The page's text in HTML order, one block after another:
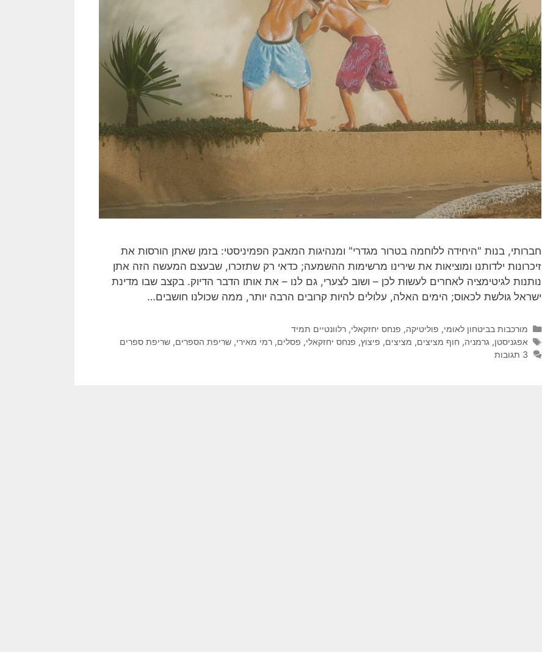
חברותי, בנות "היחידה ללוחמה בטרור מגדרי" ומנהיגות המאבק הפמיניסטי: בזמן שאתן הורסות את
זיכרונות ילדותנו ומוציאות את שירינו מרשימות ההשמעה; כדאי רק שתזכרו, שבעצם המעשה הזה אתן
נותנות לגיטימציה לאחרים לעשות לכן – ושוב לצערי, גם לנו – את אותו הדבר הדיוק. בקצב שבו מדינת
ישראל גולשת לכאוס; הימים האלה, עלולים להיות קרובים הרבה יותר, ממה שכולנו חושבים…
קטגוריות
מורכבות בביטחון לאומי, פוליטיקה, פנחס יחזקאלי, רלוונטיים תמיד
תגיות
אפגניסטן, גרמניה, חוף מציצים, מציצים, פיצוץ, פנחס יחזקאלי, פסלים, רמי מאירי, שריפת הספרים, שריפת ספרים
3 תגובות